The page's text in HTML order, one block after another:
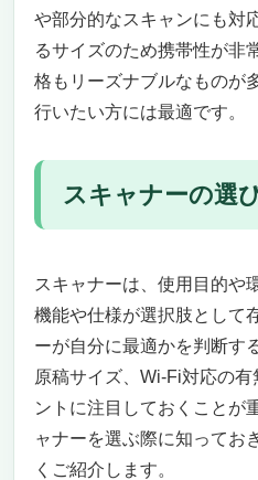
や部分的なスキャンにも対
るサイズのため携帯性が非
格もリーズナブルなものが
行いたい方には最適です。
スキャナーの選
スキャナーは、使用目的や
機能や仕様が選択肢として
ーが自分に最適かを判断す
原稿サイズ、Wi-Fi対応の
ントに注目しておくことが
ャナーを選ぶ際に知ってお
くご紹介します。